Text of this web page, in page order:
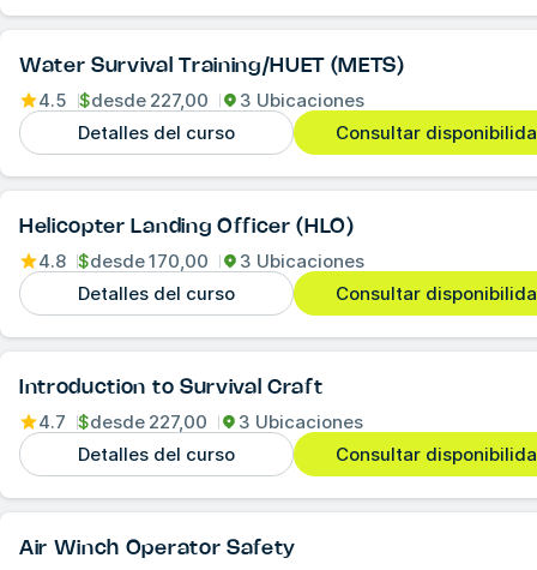
Water Survival Training/HUET (METS)
4.5 $desde 227,00
3 Ubicaciones
Detalles del curso
Consultar
Helicopter Landing Officer (HLO)
4.8 $desde170,00
3 Ubicaciones
Detalles del curso
Consultar
Introduction to Survival Craft
4.7 $desde 227,00
3 Ubicaciones
Detalles del curso
Consultar
Air Winch Operator Safety